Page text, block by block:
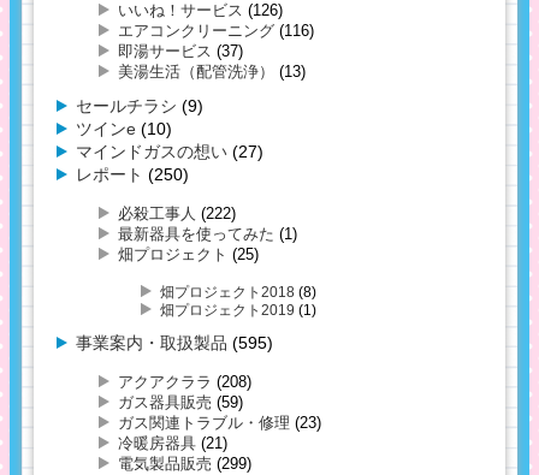
いいね！サービス (126)
エアコンクリーニング (116)
即湯サービス (37)
美湯生活（配管洗浄）
(13)
セールチラシ (9)
ツインe (10)
マインドガスの想い (27)
レポート (250)
必殺工事人 (222)
最新器具を使ってみた (1)
畑プロジェクト (25)
畑プロジェクト2018 (8)
畑プロジェクト2019 (1)
事業案内・取扱製品 (595)
アクアクララ (208)
ガス器具販売 (59)
ガス関連トラブル・修理 (23)
冷暖房器具 (21)
電気製品販売 (299)